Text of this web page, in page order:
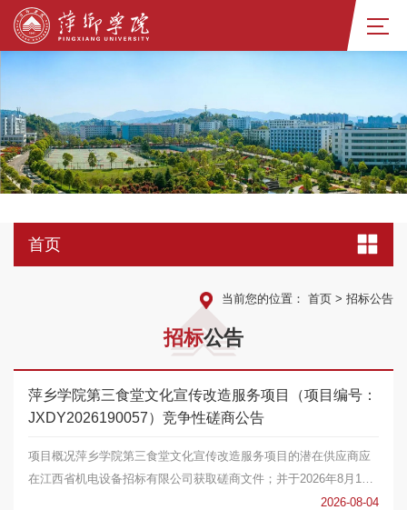
首页
当前您的位置： 首页 > 招标公告
招标公告
萍乡学院第三食堂文化宣传改造服务项目（项目编号：
JXDY2026190057）竞争性磋商公告
项目概况萍乡学院第三食堂文化宣传改造服务项目的潜在供应商应
在江西省机电设备招标有限公司获取磋商文件；并于2026年8月14
2026-08-04